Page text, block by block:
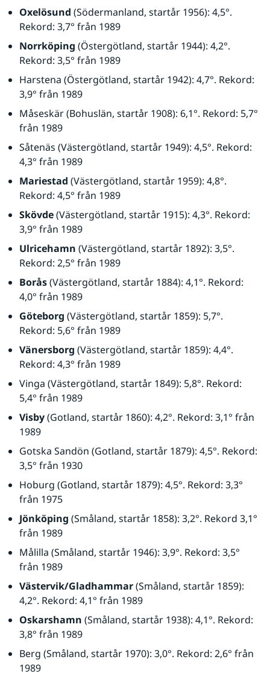
Oxelösund (Södermanland, startår 1956): 4,5°.
Rekord: 3,7° från 1989
Norrköping (Östergötland, startår 1944): 4,2°.
Rekord: 3,5° från 1989
Harstena (Östergötland, startår 1942): 4,7°. Rekord:
3,9° från 1989
Måseskär (Bohuslän, startår 1908): 6,1°. Rekord: 5,7°
från 1989
Såtenäs (Västergötland, startår 1949): 4,5°. Rekord:
4,3° från 1989
Mariestad (Västergötland, startår 1959): 4,8°.
Rekord: 4,5° från 1989
Skövde (Västergötland, startår 1915): 4,3°. Rekord:
3,9° från 1989
Ulricehamn (Västergötland, startår 1892): 3,5°.
Rekord: 2,5° från 1989
Borås (Västergötland, startår 1884): 4,1°. Rekord:
4,0° från 1989
Göteborg (Västergötland, startår 1859): 5,7°.
Rekord: 5,6° från 1989
Vänersborg (Västergötland, startår 1859): 4,4°.
Rekord: 4,3° från 1989
Vinga (Västergötland, startår 1849): 5,8°. Rekord:
5,4° från 1989
Visby (Gotland, startår 1860): 4,2°. Rekord: 3,1° från
1989
Gotska Sandön (Gotland, startår 1879): 4,5°. Rekord:
3,5° från 1930
Hoburg (Gotland, startår 1879): 4,5°. Rekord: 3,3°
från 1975
Jönköping (Småland, startår 1858): 3,2°. Rekord 3,1°
från 1989
Målilla (Småland, startår 1946): 3,9°. Rekord: 3,5°
från 1989
Västervik/Gladhammar (Småland, startår 1859):
4,2°. Rekord: 4,1° från 1989
Oskarshamn (Småland, startår 1938): 4,1°. Rekord:
3,8° från 1989
Berg (Småland, startår 1970): 3,0°. Rekord: 2,6° från
1989